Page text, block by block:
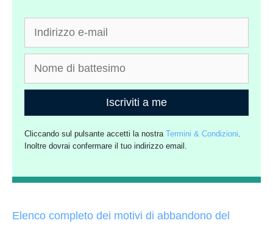
Iscriviti a me
Cliccando sul pulsante accetti la nostraTermini & Condizioni.
Inoltre dovrai confermare il tuo indirizzo email.
Elenco completo dei motivi di abbandono del